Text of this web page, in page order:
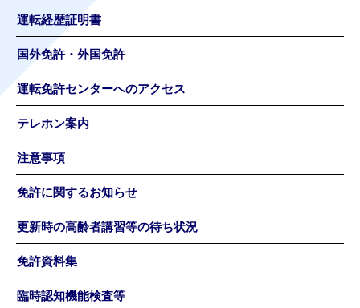
運転経歴証明書
国外免許・外国免許
運転免許センターへのアクセス
テレホン案内
注意事項
免許に関するお知らせ
更新時の高齢者講習等の待ち状況
免許資料集
臨時認知機能検査等